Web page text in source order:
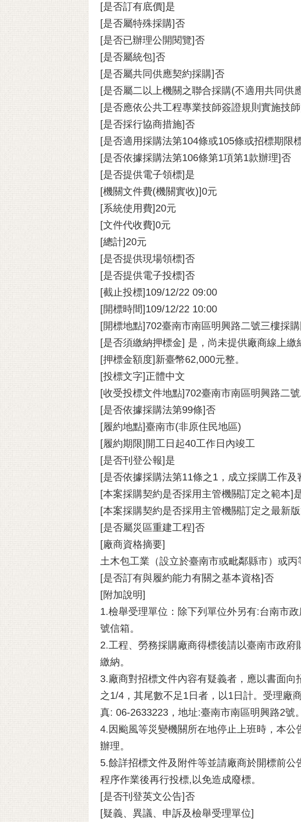
[是否訂有底價]是
[是否屬特殊採購]否
[是否已辦理公開閱覽]否
[是否屬統包]否
[是否屬共同供應契約採購]否
[是否屬二以上機關之聯合採購(不適用共同供
[是否應依公共工程專業技師簽證規則實施技
[是否採行協商措施]否
[是否適用採購法第104條或105條或招標期限
[是否依據採購法第106條第1項第1款辦理]否
[是否提供電子領標]是
[機關文件費(機關實收)]0元
[系統使用費]20元
[文件代收費]0元
[總計]20元
[是否提供現場領標]否
[是否提供電子投標]否
[截止投標]109/12/22 09:00
[開標時間]109/12/22 10:00
[開標地點]702臺南市南區明興路二號三樓採
[是否須繳納押標金] 是，尚未提供廠商線上繳
[押標金額度]新臺幣62,000元整。
[投標文字]正體中文
[收受投標文件地點]702臺南市南區明興路二
[是否依據採購法第99條]否
[履約地點]臺南市(非原住民地區)
[履約期限]開工日起40工作日內竣工
[是否刊登公報]是
[是否依據採購法第11條之1，成立採購工作及
[本案採購契約是否採用主管機關訂定之範本]
[本案採購契約是否採用主管機關訂定之最新
[是否屬災區重建工程]否
[廠商資格摘要]
土木包工業（設立於臺南市或毗鄰縣市）或丙
[是否訂有與履約能力有關之基本資格]否
[附加說明]
1.檢舉受理單位：除下列單位外另有:台南市
號信箱。
2.工程、勞務採購廠商得標後請以臺南市政
繳納。
3.廠商對招標文件內容有疑義者，應以書面
之1/4，其尾數不足1日者，以1日計。受理廠
真: 06-2633223，地址:臺南市南區明興路2號。
4.因颱風等災變機關所在地停止上班時，本
辦理。
5.餘詳招標文件及附件等並請廠商於開標前
程序作業後再行投標,以免造成廢標。
[是否刊登英文公告]否
[疑義、異議、申訴及檢舉受理單位]